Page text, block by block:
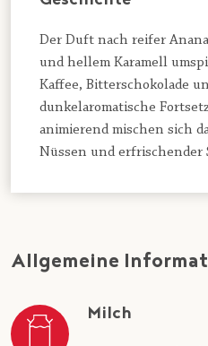
Der Duft nach reifer
und hellem Karamell
Kaffee, Bitterschokolade
dunkelaromatische
animierend mischen sich
Nüssen und erfrischender
Allgemeine
Milch